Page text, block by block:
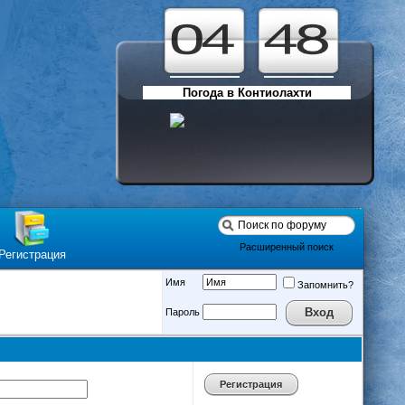
Погода в Контиолахти
Расширенный поиск
Имя Запомнить?
Пароль